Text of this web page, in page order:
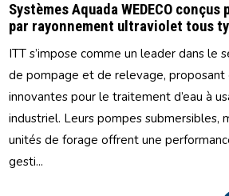
Systèmes Aquada WEDECO
par rayonnement ultraviolet tous
ITT s’impose comme un leader dans le
de pompage et de relevage, proposant
innovantes pour le traitement d’eau à
industriel. Leurs pompes submersibles,
unités de forage offrent une
gesti...